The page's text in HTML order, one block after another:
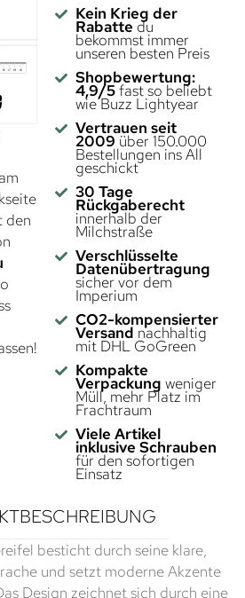
den
Kein Krieg der
Rabatte du
bekommst immer
unseren besten Preis
Shopbewertung:
4,9/5fast so beliebt
wie Buzz Lightyear
Vertrauen seit
2009 über 150.000
Bestellungen ins All
geschickt
30 Tage
Rückgaberecht
innerhalb der
Milchstraße
Verschlüsselte
Datenübertragung
sicher vor dem
Imperium
CO2-kompensierter
Versand nachhaltig
mit DHL GoGreen
Kompakte
Verpackung weniger
Müll, mehr Platz im
Frachtraum
Viele Artikel
inklusive Schrauben
für den sofortigen
Einsatz
besticht durch seine klare,
und setzt moderne Akzente
Design zeichnet sich durch eine